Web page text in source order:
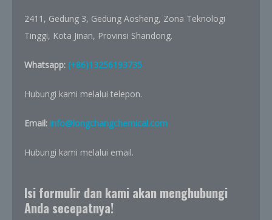
2411, Gedung 3, Gedung Aosheng, Zona Teknologi
Tinggi, Kota Jinan, Provinsi Shandong.
Whatsapp: (+86)13256193735
Hubungi kami melalui telepon.
Email: info@longchangchemical.com
Hubungi kami melalui email.
Isi formulir dan kami akan menghubungi
Anda secepatnya!